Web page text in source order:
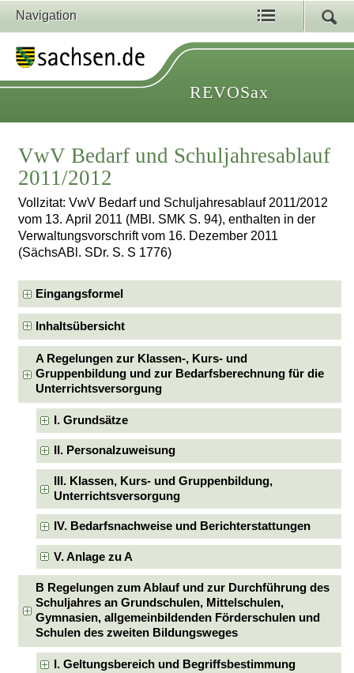
Navigation
REVOSax
VwV Bedarf und Schuljahresablauf
2011/2012
Vollzitat: VwV Bedarf und Schuljahresablauf 2011/2012
vom 13. April 2011 (MBl. SMK S. 94), enthalten in der
Verwaltungsvorschrift vom 16. Dezember 2011
(SächsABl. SDr. S. S 1776)
Eingangsformel
Inhaltsübersicht
A Regelungen zur Klassen-, Kurs- und
Gruppenbildung und zur Bedarfsberechnung für die
Unterrichtsversorgung
I. Grundsätze
II. Personalzuweisung
III. Klassen, Kurs- und Gruppenbildung,
Unterrichtsversorgung
IV. Bedarfsnachweise und Berichterstattungen
V. Anlage zu A
B Regelungen zum Ablauf und zur Durchführung des
Schuljahres an Grundschulen, Mittelschulen,
Gymnasien, allgemeinbildenden Förderschulen und
Schulen des zweiten Bildungsweges
I. Geltungsbereich und Begriffsbestimmung